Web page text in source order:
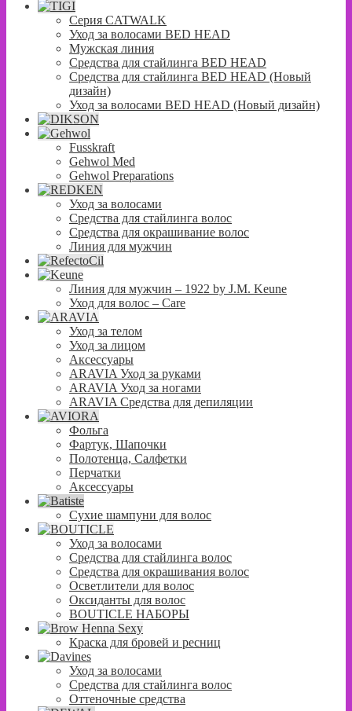
Серия CATWALK
Уход за волосами BED HEAD
Мужская линия
Средства для стайлинга BED HEAD
Средства для стайлинга BED HEAD (Новый
дизайн)
Уход за волосами BED HEAD (Новый дизайн)
Fusskraft
Gehwol Med
Gehwol Preparations
Уход за волосами
Средства для стайлинга волос
Средства для окрашивание волос
Линия для мужчин
Линия для мужчин – 1922 by J.M. Keune
Уход для волос – Сare
Уход за телом
Уход за лицом
Аксессуары
ARAVIA Уход за руками
ARAVIA Уход за ногами
ARAVIA Средства для депиляции
Фольга
Фартук, Шапочки
Полотенца, Салфетки
Перчатки
Аксессуары
Сухие шампуни для волос
Уход за волосами
Средства для стайлинга волос
Средства для окрашивания волос
Осветлители для волос
Оксиданты для волос
BOUTICLE НАБОРЫ
Краска для бровей и ресниц
Уход за волосами
Средства для стайлинга волос
Оттеночные средства